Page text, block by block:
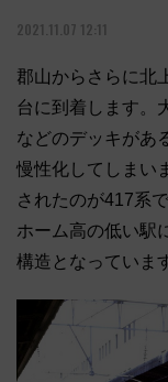
2021.11.07 12:11
郡山からさらに北
台に到着します。
などのデッキがあ
慢性化してしまい
されたのが417系
ホーム高の低い駅
構造となっていま